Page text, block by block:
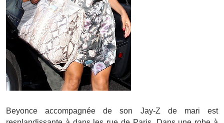
Beyonce accompagnée de son Jay-Z de mari est